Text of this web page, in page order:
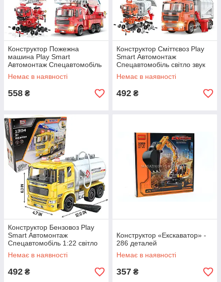
Конструктор Пожежна
машина Play Smart
Автомонтаж Спецавтомобіль
1:22 світло звук викрутка 105
дет (1397)
Немає в наявності
558 ₴
Конструктор Сміттєвоз Play
Smart Автомонтаж
Спецавтомобіль світло звук
викрутка 109 дит (1392)
Немає в наявності
492 ₴
Конструктор Бензовоз Play
Smart Автомонтаж
Спецавтомобіль 1:22 світло
звук викрутка 88 дет (1394)
Немає в наявності
492 ₴
Конструктор «Екскаватор» -
286 деталей
Немає в наявності
357 ₴